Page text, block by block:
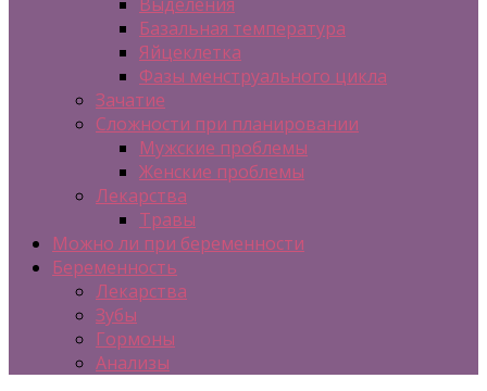
Базальная температура
Яйцеклетка
Фазы менструального цикла
Зачатие
Сложности при планировании
Мужские проблемы
Женские проблемы
Лекарства
Травы
Можно ли при беременности
Беременность
Лекарства
Зубы
Гормоны
Анализы